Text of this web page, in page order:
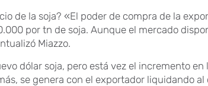
de la soja? «El poder de compra de la
por tn de soja. Aunque el mercado
Miazzo.
dólar soja, pero está vez el incremento
se genera con el exportador liquidando